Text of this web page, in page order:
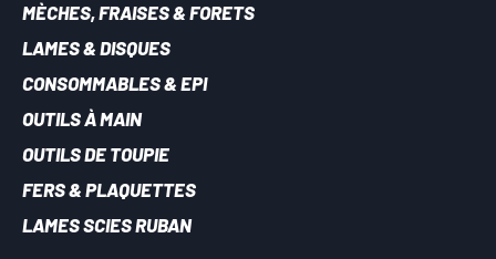
MÈCHES, FRAISES & FORETS
LAMES & DISQUES
CONSOMMABLES & EPI
OUTILS À MAIN
OUTILS DE TOUPIE
FERS & PLAQUETTES
LAMES SCIES RUBAN